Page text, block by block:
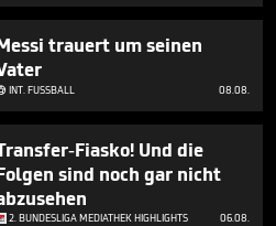
trauert um seinen
INT. FUSSBALL 08.08.
Fiasko! Und die
sind noch gar nicht
2. BUNDESLIGA MEDIATHEK HIGHLIGHTS 06.08.